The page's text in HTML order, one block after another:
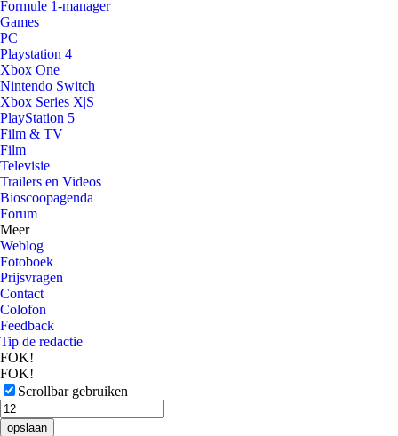
Formule 1-manager
Games
PC
Playstation 4
Xbox One
Nintendo Switch
Xbox Series X|S
PlayStation 5
Film & TV
Film
Televisie
Trailers en Videos
Bioscoopagenda
Forum
Meer
Weblog
Fotoboek
Prijsvragen
Contact
Colofon
Feedback
Tip de redactie
FOK!
FOK!
Scrollbar gebruiken
opslaan